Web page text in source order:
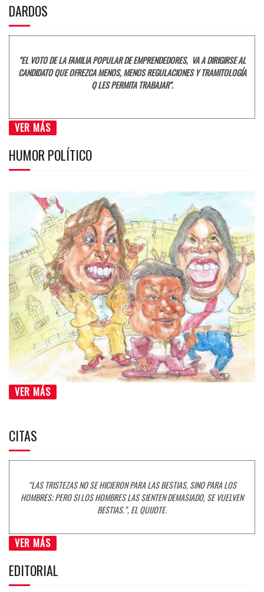
DARDOS
"EL VOTO DE LA FAMILIA POPULAR DE EMPRENDEDORES, VA A DIRIGIRSE AL
CANDIDATO QUE OFREZCA MENOS, MENOS REGULACIONES Y TRAMITOLOGÍA
Q LES PERMITA TRABAJAR".
VER MÁS
HUMOR POLÍTICO
VER MÁS
CITAS
“LAS TRISTEZAS NO SE HICIERON PARA LAS BESTIAS, SINO PARA LOS
HOMBRES; PERO SI LOS HOMBRES LAS SIENTEN DEMASIADO, SE VUELVEN
BESTIAS.”, EL QUIJOTE.
VER MÁS
EDITORIAL